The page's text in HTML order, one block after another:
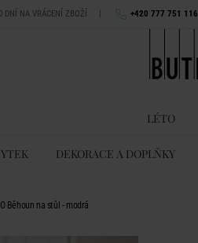
DNÍ NA VRÁCENÍ ZBOŽÍ | +420 777 751 116
LÉTO
DEKORACE A DOPLŇKY
Běhoun na stůl - modrá